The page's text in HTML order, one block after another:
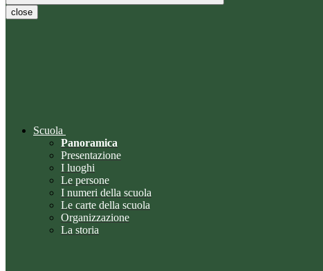
close
Scuola
Panoramica
Presentazione
I luoghi
Le persone
I numeri della scuola
Le carte della scuola
Organizzazione
La storia